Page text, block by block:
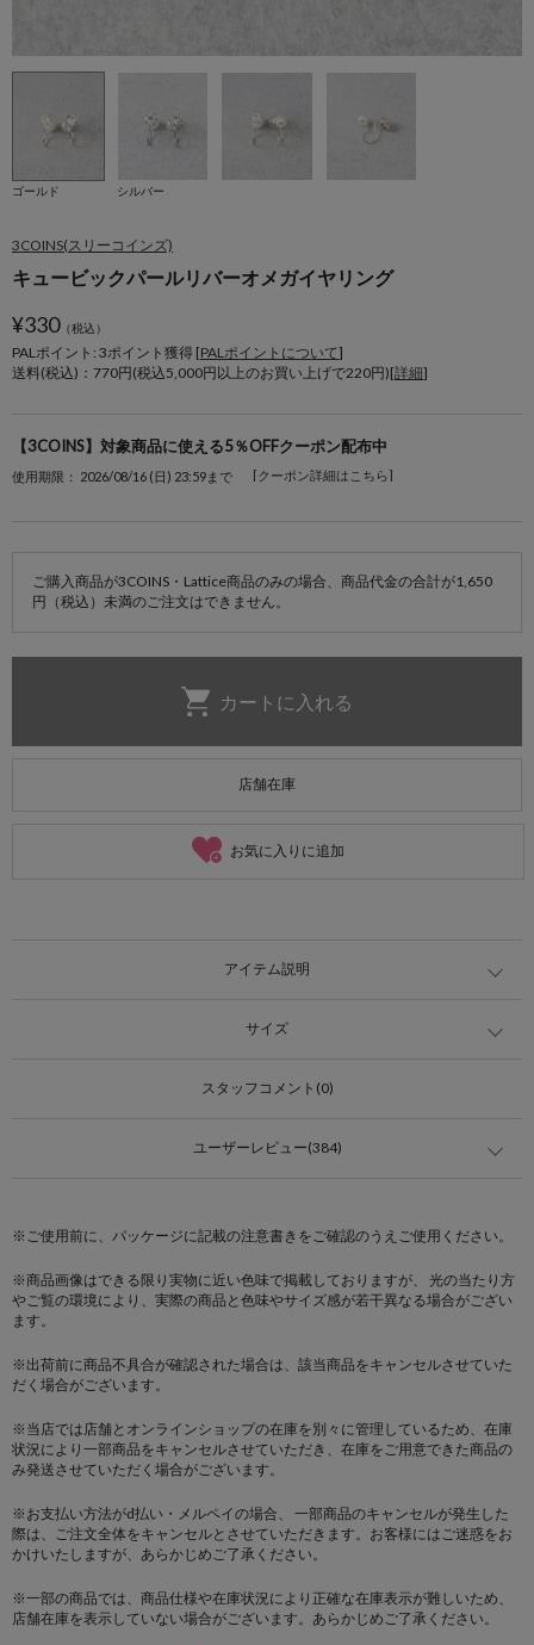
ゴールド シルバー
3COINS(スリーコインズ)
キュービックパールリバーオメガイヤリング
¥330（税込）
PALポイント: 3ポイント獲得 [PALポイントについて]
送料(税込)：770円(税込5,000円以上のお買い上げで220円)[詳細]
【3COINS】対象商品に使える5％OFFクーポン配布中
使用期限： 2026/08/16 (日) 23:59まで [クーポン詳細はこちら]
ご購入商品が3COINS・Lattice商品のみの場合、商品代金の合計が1,650
円（税込）未満のご注文はできません。
店舗在庫
お気に入りに追加
アイテム説明
サイズ
スタッフコメント(0)
ユーザーレビュー(384)
※ご使用前に、パッケージに記載の注意書きをご確認のうえご使用ください。
※商品画像はできる限り実物に近い色味で掲載しておりますが、 光の当たり方
やご覧の環境により、実際の商品と色味やサイズ感が若干異なる場合がござい
ます。
※出荷前に商品不具合が確認された場合は、該当商品をキャンセルさせていた
だく場合がございます。
※当店では店舗とオンラインショップの在庫を別々に管理しているため、在庫
状況により一部商品をキャンセルさせていただき、在庫をご用意できた商品の
み発送させていただく場合がございます。
※お支払い方法がd払い・メルペイの場合、 一部商品のキャンセルが発生した
際は、ご注文全体をキャンセルとさせていただきます。お客様にはご迷惑をお
かけいたしますが、あらかじめご了承ください。
※一部の商品では、商品仕様や在庫状況により正確な在庫表示が難しいため、
店舗在庫を表示していない場合がございます。あらかじめご了承ください。